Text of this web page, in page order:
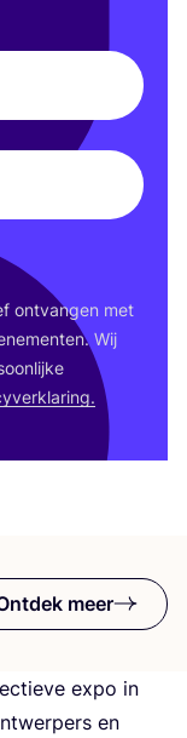
meer
expo in
en
ont­van­gen met
Wij